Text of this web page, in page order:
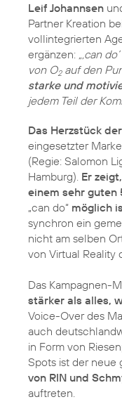
Leif Johannsen
Partner Kreation
vollintegrierten
ergänzen: „‚can
von O2auf den
starke und
jedem Teil der
Das Herzstück
eingesetzter
(Regie: Salomon
Hamburg). Er
einem sehr guten
„can do“ möglich
synchron ein
nicht am selben
von Virtual Reality
Das Kampagnen-
stärker als alles,
Voice-Over des
auch
in Form von
Spots ist der neue
von RIN und
auftreten.